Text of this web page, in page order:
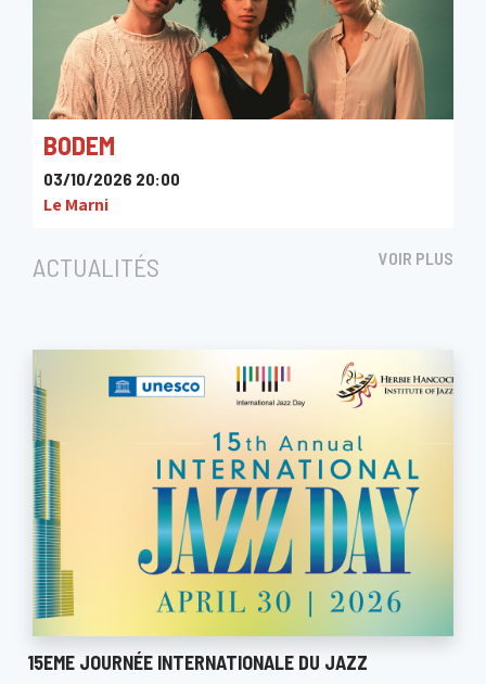
BODEM
03/10/2026 20:00
Le Marni
ACTUALITÉS VOIR PLUS
15EME JOURNÉE INTERNATIONALE DU JAZZ